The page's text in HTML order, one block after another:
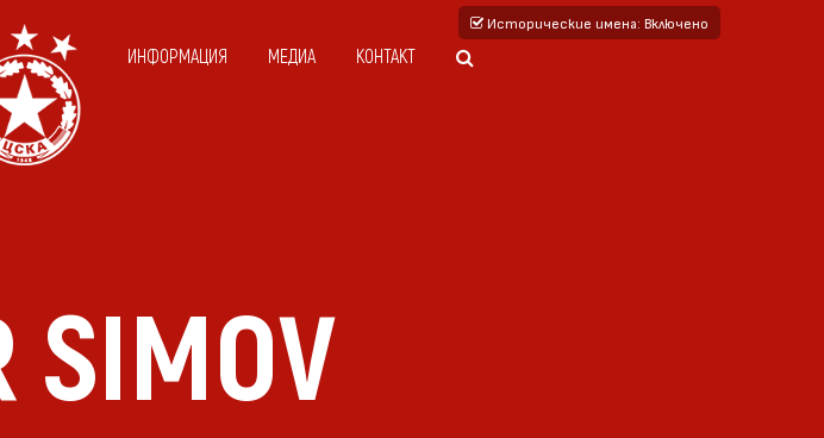
Исторические имена: Включено
ИНФОРМАЦИЯ МЕДИА КОНТАКТ
SIMOV